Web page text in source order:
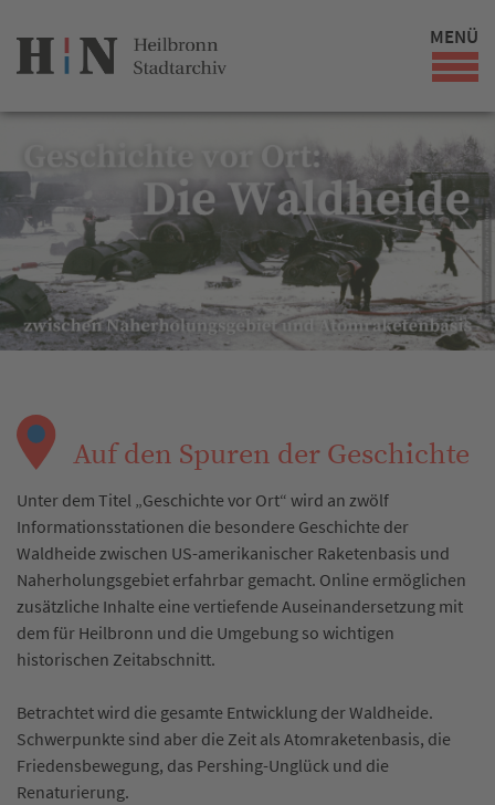
MENÜ
Auf den Spuren der Geschichte
Unter dem Titel „Geschichte vor Ort“ wird an zwölf
Informationsstationen die besondere Geschichte der
Waldheide zwischen US-amerikanischer Raketenbasis und
Naherholungsgebiet erfahrbar gemacht. Online ermöglichen
zusätzliche Inhalte eine vertiefende Auseinandersetzung mit
dem für Heilbronn und die Umgebung so wichtigen
historischen Zeitabschnitt.
Betrachtet wird die gesamte Entwicklung der Waldheide.
Schwerpunkte sind aber die Zeit als Atomraketenbasis, die
Friedensbewegung, das Pershing-Unglück und die
Renaturierung.